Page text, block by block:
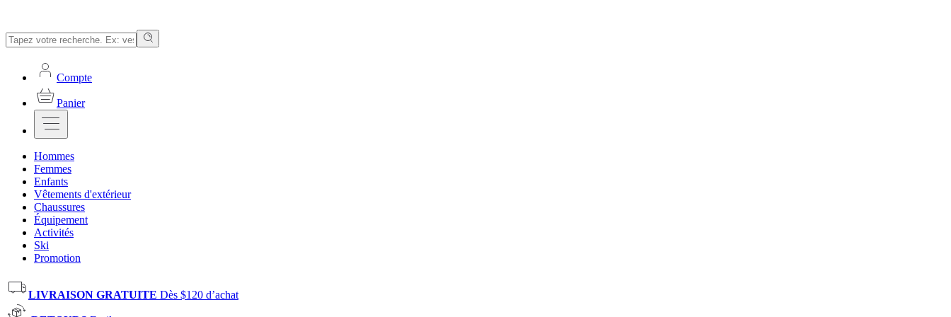
Compte
Panier
Hommes
Femmes
Enfants
Vêtements d'extérieur
Chaussures
Équipement
Activités
Ski
Promotion
LIVRAISON GRATUITE Dès $120 d’achat